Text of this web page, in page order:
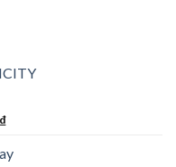
₫.
₫Current
is: